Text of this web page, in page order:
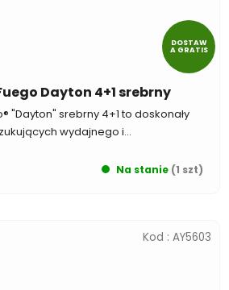
DOSTAW
A GRATIS
Dayton 4+1 srebrny
Na stanie (1 szt)
"Dayton" srebrny 4+1 to doskonały
wydajnego i...
Kod : AY5603